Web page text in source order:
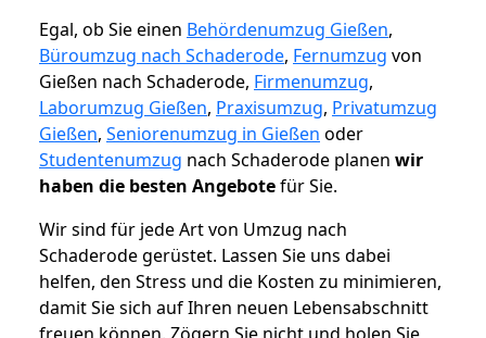
Egal, ob Sie einen Behördenumzug Gießen,
Büroumzug nach Schaderode, Fernumzug von
Gießen nach Schaderode, Firmenumzug,
Laborumzug Gießen, Praxisumzug, Privatumzug
Gießen, Seniorenumzug in Gießen oder
Studentenumzug nach Schaderode planen wir
haben die besten Angebotefür Sie.
Wir sind für jede Art von Umzug nach
Schaderode gerüstet. Lassen Sie uns dabei
helfen, den Stress und die Kosten zu minimieren,
damit Sie sich auf Ihren neuen Lebensabschnitt